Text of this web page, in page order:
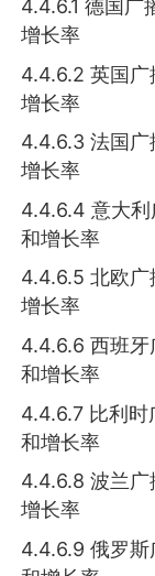
4.4.6.1 德国广
增长率
4.4.6.2 英国广
增长率
4.4.6.3 法国广
增长率
4.4.6.4 意大利
和增长率
4.4.6.5 北欧广
增长率
4.4.6.6 西班牙
和增长率
4.4.6.7 比利时
和增长率
4.4.6.8 波兰广
增长率
4.4.6.9 俄罗斯